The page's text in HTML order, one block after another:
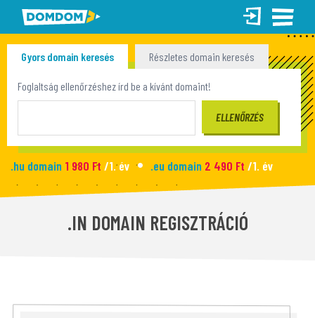
Gyors domain keresés
Részletes domain keresés
Tömeges domain keresés
Foglaltság ellenőrzéshez írd be a kívánt domaint!
.hu domain 1 980 Ft /1. év .eu domain 2 490 Ft /1. év
.site domain990 Ft/1. év .fun domain1 090 Ft/1. év
2 990 Ft/hó
.IN DOMAIN REGISZTRÁCIÓ